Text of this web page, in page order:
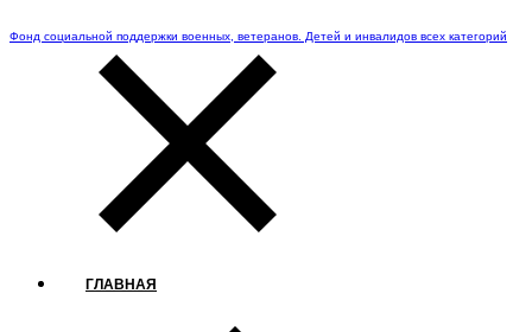
Фонд социальной поддержки военных, ветеранов. Детей и инвалидов всех категорий
ГЛАВНАЯ